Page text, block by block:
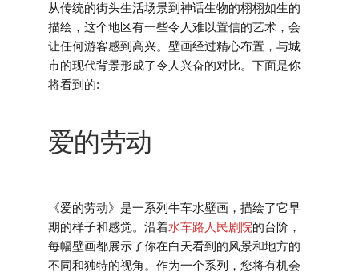
从传统的街头生活场景到神话生物的栩栩如生的
描绘，这个地区有一些令人难以置信的艺术，会
让任何游客感到高兴。壁画经过精心布置，与城
市的现代背景形成了令人兴奋的对比。下面是你
将看到的:
爱的劳动
《爱的劳动》是一系列牛车水壁画，描绘了它早
期的样子和感觉。沿着水车路人民剧院的台阶，
每幅壁画都展示了你在白天看到的风景和地方的
不同和独特的视角。作为一个系列，您将有机会